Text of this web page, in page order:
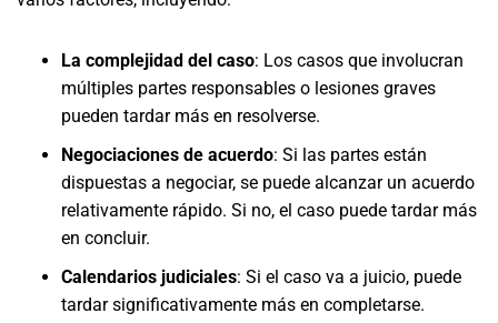
La complejidad del caso: Los casos que involucran
múltiples partes responsables o lesiones graves
pueden tardar más en resolverse.
Negociaciones de acuerdo: Si las partes están
dispuestas a negociar, se puede alcanzar un acuerdo
relativamente rápido. Si no, el caso puede tardar más
en concluir.
Calendarios judiciales: Si el caso va a juicio, puede
tardar significativamente más en completarse.